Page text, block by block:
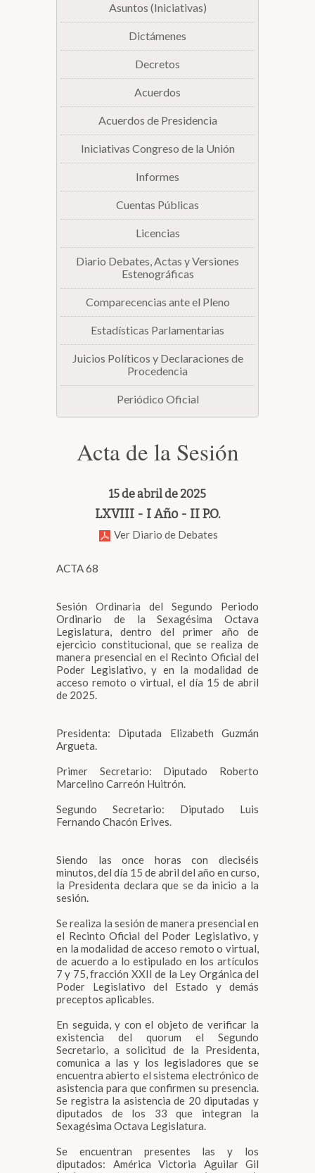
Asuntos (Iniciativas)
Dictámenes
Decretos
Acuerdos
Acuerdos de Presidencia
Iniciativas Congreso de la Unión
Informes
Cuentas Públicas
Licencias
Diario Debates, Actas y Versiones
Estenográficas
Comparecencias ante el Pleno
Estadísticas Parlamentarias
Juicios Políticos y Declaraciones de
Procedencia
Periódico Oficial
Acta de la Sesión
15 de abril de 2025
LXVIII - I Año - II P.O.
Ver Diario de Debates
ACTA 68
Sesión Ordinaria del Segundo Periodo
Ordinario de la Sexagésima Octava
Legislatura, dentro del primer año de
ejercicio constitucional, que se realiza de
manera presencial en el Recinto Oficial del
Poder Legislativo, y en la modalidad de
acceso remoto o virtual, el día 15 de abril
de 2025.
Presidenta: Diputada Elizabeth Guzmán
Argueta.
Primer Secretario: Diputado Roberto
Marcelino Carreón Huitrón.
Segundo Secretario: Diputado Luis
Fernando Chacón Erives.
Siendo las once horas con dieciséis
minutos, del día 15 de abril del año en curso,
la Presidenta declara que se da inicio a la
sesión.
Se realiza la sesión de manera presencial en
el Recinto Oficial del Poder Legislativo, y
en la modalidad de acceso remoto o virtual,
de acuerdo a lo estipulado en los artículos
7 y 75, fracción XXII de la Ley Orgánica del
Poder Legislativo del Estado y demás
preceptos aplicables.
En seguida, y con el objeto de verificar la
existencia del quorum el Segundo
Secretario, a solicitud de la Presidenta,
comunica a las y los legisladores que se
encuentra abierto el sistema electrónico de
asistencia para que confirmen su presencia.
Se registra la asistencia de 20 diputadas y
diputados de los 33 que integran la
Sexagésima Octava Legislatura.
Se encuentran presentes las y los
diputados: América Victoria Aguilar Gil